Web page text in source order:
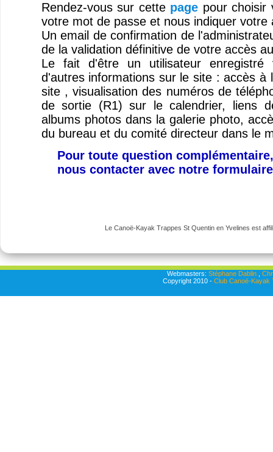
Rendez-vous sur cette page pour choisir
votre mot de passe et nous indiquer votre
Un email de confirmation de
de la validation définitive de votre accès
Le fait d'être un utilisateur enregistré
d'autres informations sur le site : accès à
site , visualisation des numéros de
de sortie (R1) sur le calendrier, liens
albums photos dans la galerie photo,
du bureau et du comité directeur dans le
Pour toute question
nous contacter avec notre
Le Canoë-Kayak Trappes St Quentin en Yvelines est
Webmasters: Stéphane Dablin,
Copyright 2010 - Club Canoë-Kayak